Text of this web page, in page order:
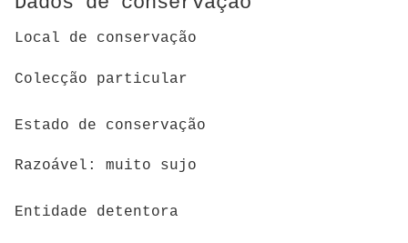
Local de conservação
Colecção particular
Estado de conservação
Razoável: muito sujo
Entidade detentora